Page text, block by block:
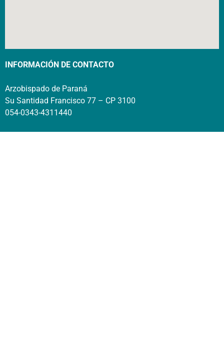
INFORMACIÓN DE CONTACTO
Arzobispado de Paraná
Su Santidad Francisco 77 – CP 3100
054-0343-4311440